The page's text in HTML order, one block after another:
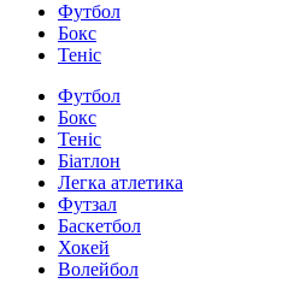
Футбол
Бокс
Теніс
Футбол
Бокс
Теніс
Біатлон
Легка атлетика
Футзал
Баскетбол
Хокей
Волейбол